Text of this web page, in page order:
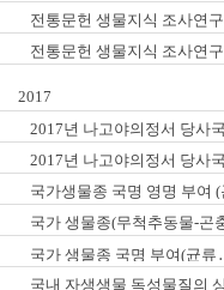
전통문헌 생물지식 조사연
전통문헌 생물지식 조사연
2017
2017년 나고야의정서 당사
2017년 나고야의정서 당사
국가생물종 국명 영명 부여
국가 생물종(무척추동물-곤
한글판 발간
국가 생물종 국명 부여(균류
국내 자생생물 독성물질의